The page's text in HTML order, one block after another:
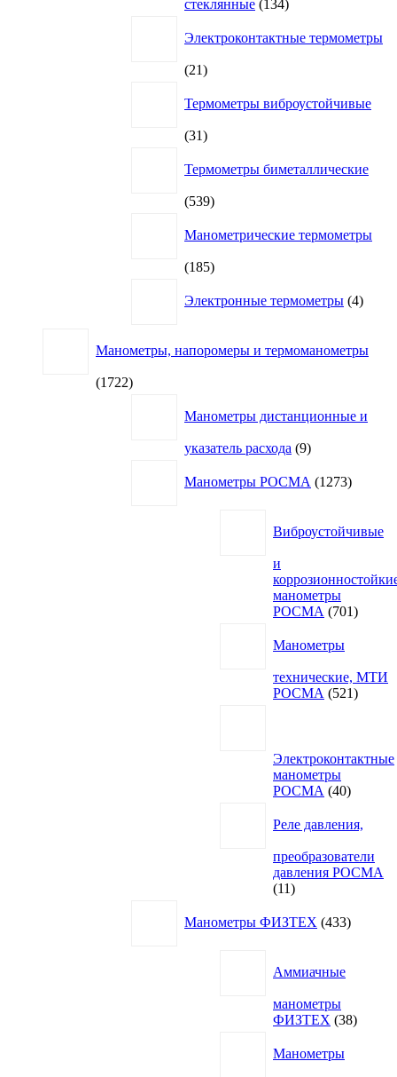
стеклянные 134134
Электроконтактные термометры
2121
Термометры виброустойчивые
3131
Термометры биметаллические
539539
Манометрические термометры
185185
Электронные термометры 4товара
Манометры, напоромеры и термоманометры
17221722
Манометры дистанционные и
указатель расхода 99
Манометры РОСМА
1273товара
Виброустойчивые
и
манометры
РОСМА
701701
Манометры
технические, МТИ
РОСМА
521521
Электроконтактные
манометры
РОСМА
4040
Реле давления,
преобразователи
давления РОСМА
1111
Манометры ФИЗТЕХ 433товара
Аммиачные
манометры
ФИЗТЕХ 3838
Манометры